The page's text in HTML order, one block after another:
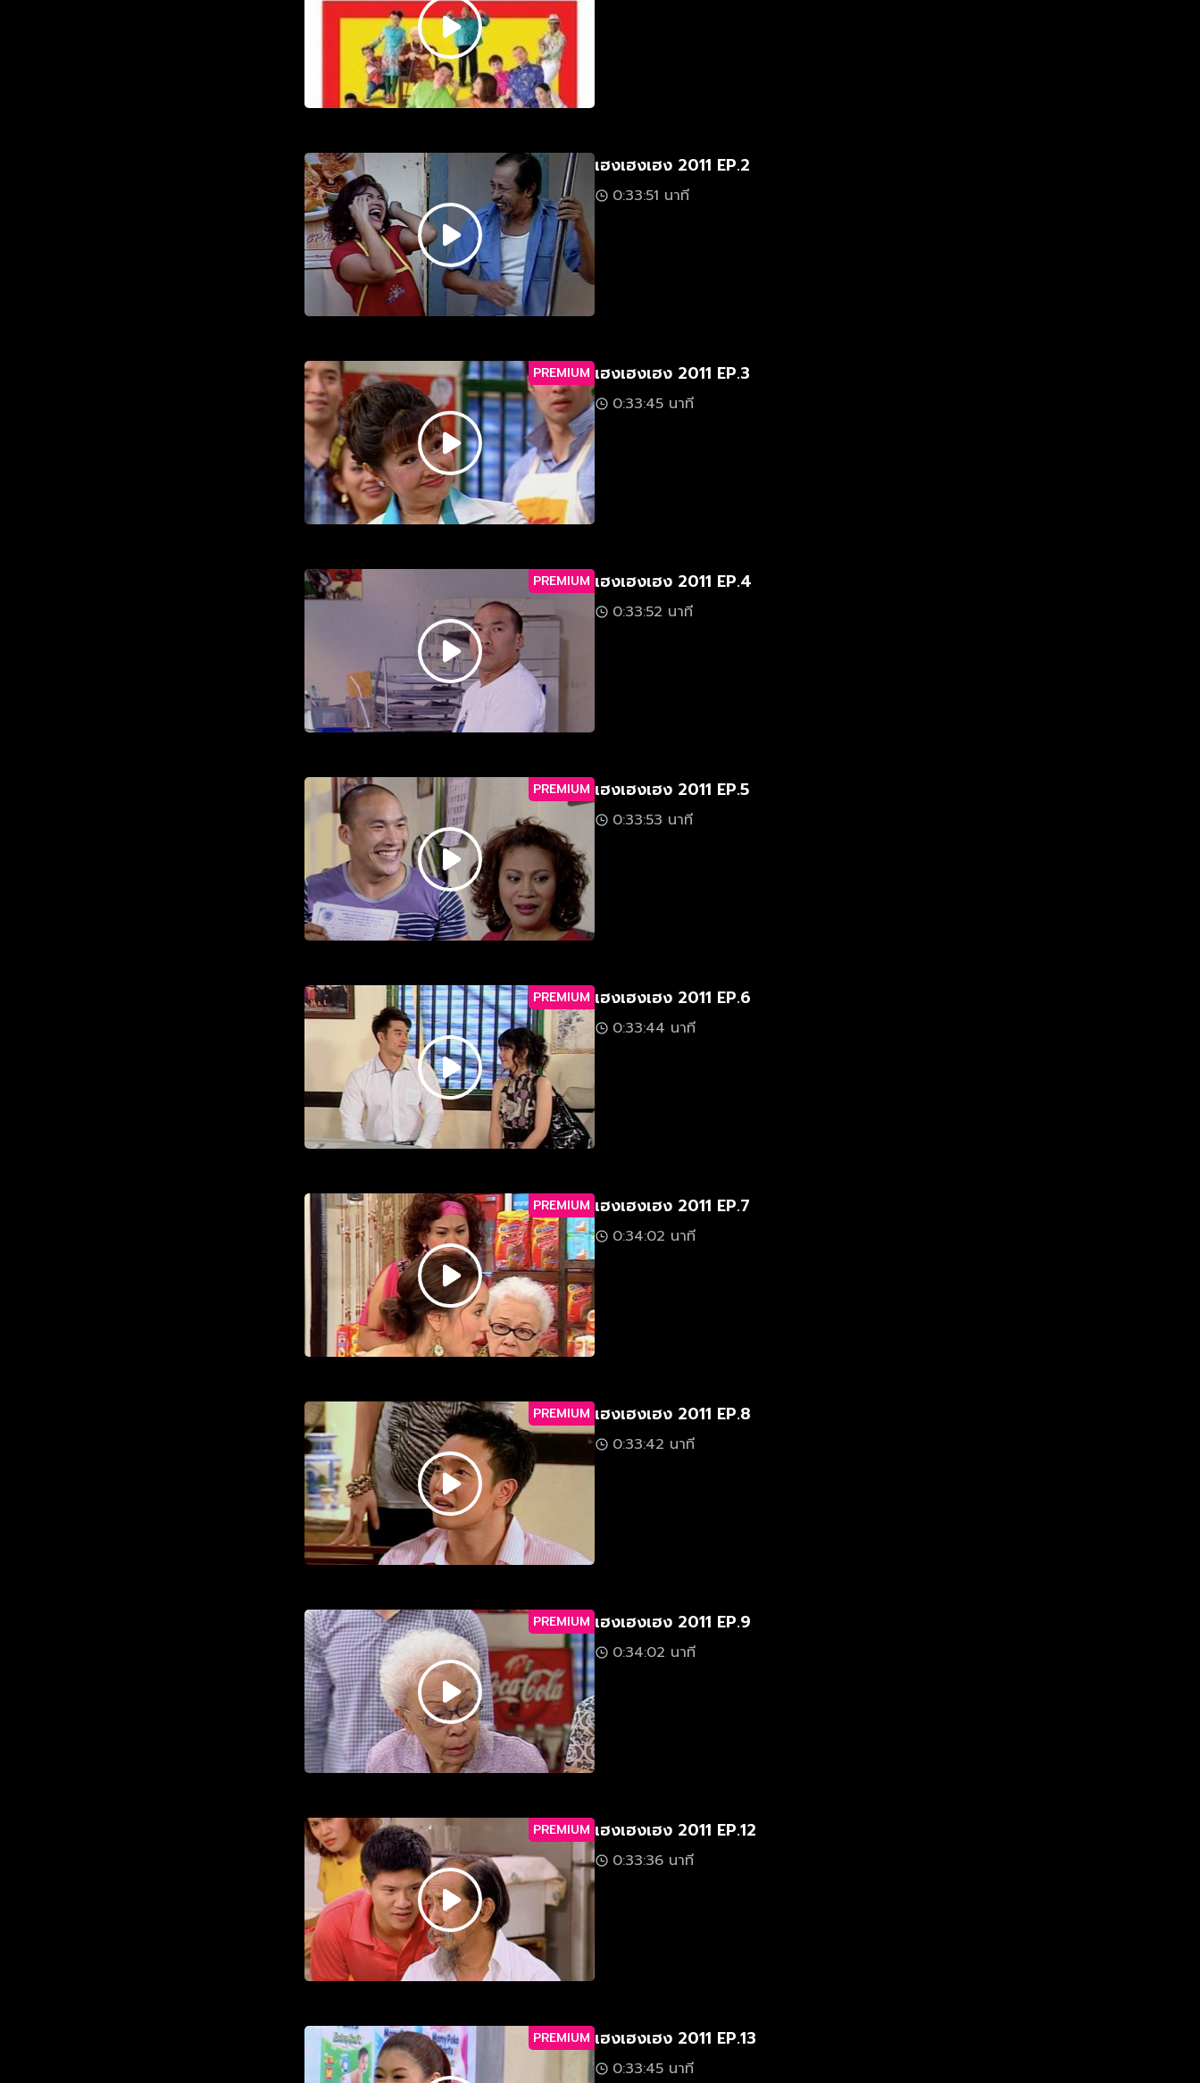
เฮงเฮงเฮง 2011 EP.2
0:33:51 นาที
PREMIUM เฮงเฮงเฮง 2011 EP.3
0:33:45 นาที
PREMIUM เฮงเฮงเฮง 2011 EP.4
0:33:52 นาที
PREMIUM เฮงเฮงเฮง 2011 EP.5
0:33:53 นาที
PREMIUM เฮงเฮงเฮง 2011 EP.6
0:33:44 นาที
PREMIUM เฮงเฮงเฮง 2011 EP.7
0:34:02 นาที
PREMIUM เฮงเฮงเฮง 2011 EP.8
0:33:42 นาที
PREMIUM เฮงเฮงเฮง 2011 EP.9
0:34:02 นาที
PREMIUM เฮงเฮงเฮง 2011 EP.12
0:33:36 นาที
PREMIUM เฮงเฮงเฮง 2011 EP.13
0:33:45 นาที